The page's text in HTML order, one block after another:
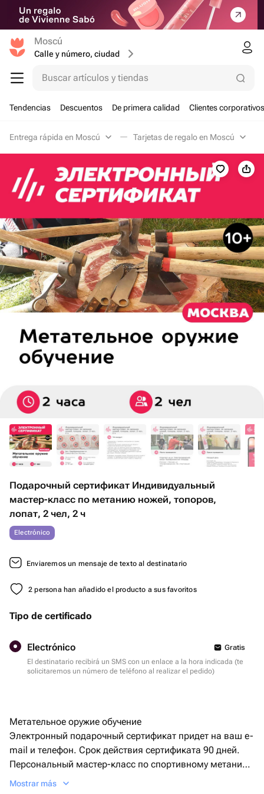
Moscú
Calle y número, ciudad
Buscar artículos y tiendas
Tendencias Descuentos De primera calidad Clientes corporativos
Entrega rápida en Moscú Tarjetas de regalo en Moscú
Подарочный сертификат Индивидуальный
мастер-класс по метанию ножей, топоров,
лопат, 2 чел, 2 ч
Electrónico
Enviaremos un mensaje de texto al destinatario
2 persona han añadido el producto a sus favoritos
Tipo de certificado
Electrónico
Gratis
El destinatario recibirá un SMS con un enlace a la hora indicada (te
solicitaremos un número de teléfono al realizar el pedido)
Метательное оружие обучение
Электронный подарочный сертификат придет на ваш e-
mail и телефон. Срок действия сертификата 90 дней.
Персональный мастер-класс по спортивному метанию
ножей, топоров, лопат и других
Mostrar más